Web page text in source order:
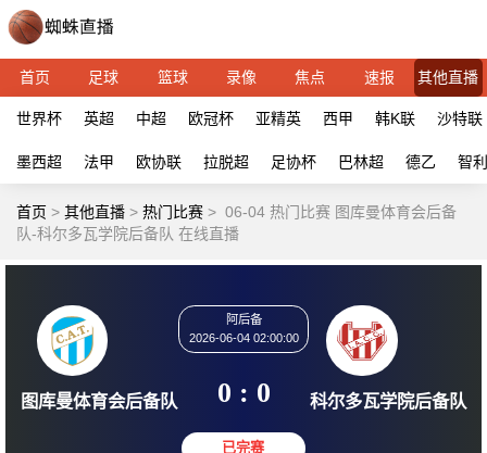
首页 足球 篮球 录像 焦点 速报 其他直播
世界杯 英超 中超 欧冠杯 亚精英 西甲 韩K联 沙特联
墨西超 法甲 欧协联 拉脱超 足协杯 巴林超 德乙 智
首页 > 其他直播 > 热门比赛 > 06-04 热门比赛 图库曼体育会后备
队-科尔多瓦学院后备队 在线直播
阿后备
2026-06-04 02:00:00